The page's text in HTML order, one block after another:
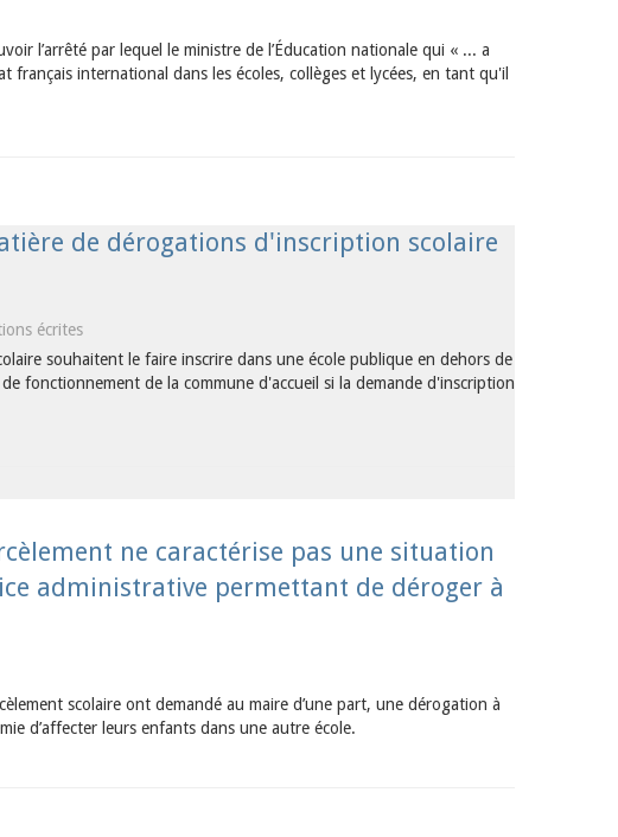
l’arrêté par lequel le ministre de l’Éducation nationale qui « ... a
français international dans les écoles, collèges et lycées, en tant qu'il
de dérogations d'inscription scolaire
écrites
souhaitent le faire inscrire dans une école publique en dehors de
fonctionnement de la commune d'accueil si la demande d'inscription
ne caractérise pas une situation
administrative permettant de déroger à
scolaire ont demandé au maire d’une part, une dérogation à
d’affecter leurs enfants dans une autre école.